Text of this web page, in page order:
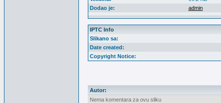
Dodao je:
admin
IPTC Info
Slikano sa:
Date created:
Copyright Notice:
Autor:
Nema komentara za ovu sliku